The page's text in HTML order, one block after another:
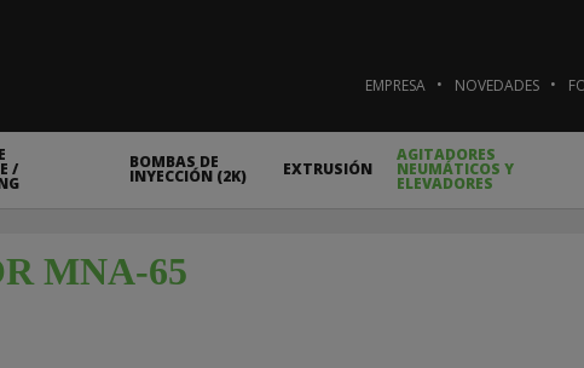
EMPRESA NOVEDADES
/ BOMBAS DE
INYECCIÓN (2K) EXTRUSIÓN
AGITADORES
NEUMÁTICOS Y
ELEVADORES
MNA-65